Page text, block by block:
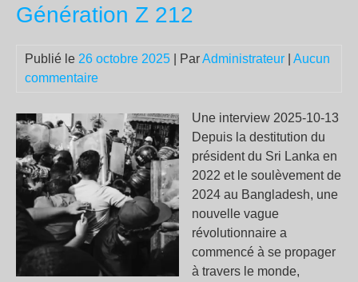
la
Génération Z 212
Publié le 26 octobre 2025 | ParAdministrateur
Aucun
commentaire
Une interview 2025-10-13
Depuis la destitution du
président du Sri Lanka en
2022 et le soulèvement de
2024 au Bangladesh, une
nouvelle vague
révolutionnaire a
commencé à se propager
à travers le monde,